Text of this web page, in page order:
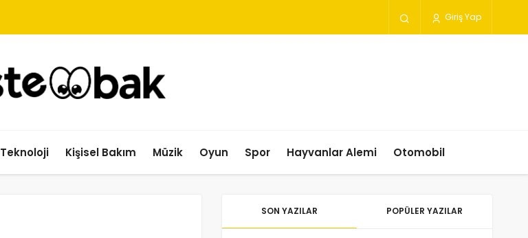
Giriş Yap
Teknoloji Kişisel Bakım Müzik Oyun Spor Hayvanlar Alemi Otomobil
SON YAZILAR POPÜLER YAZILAR